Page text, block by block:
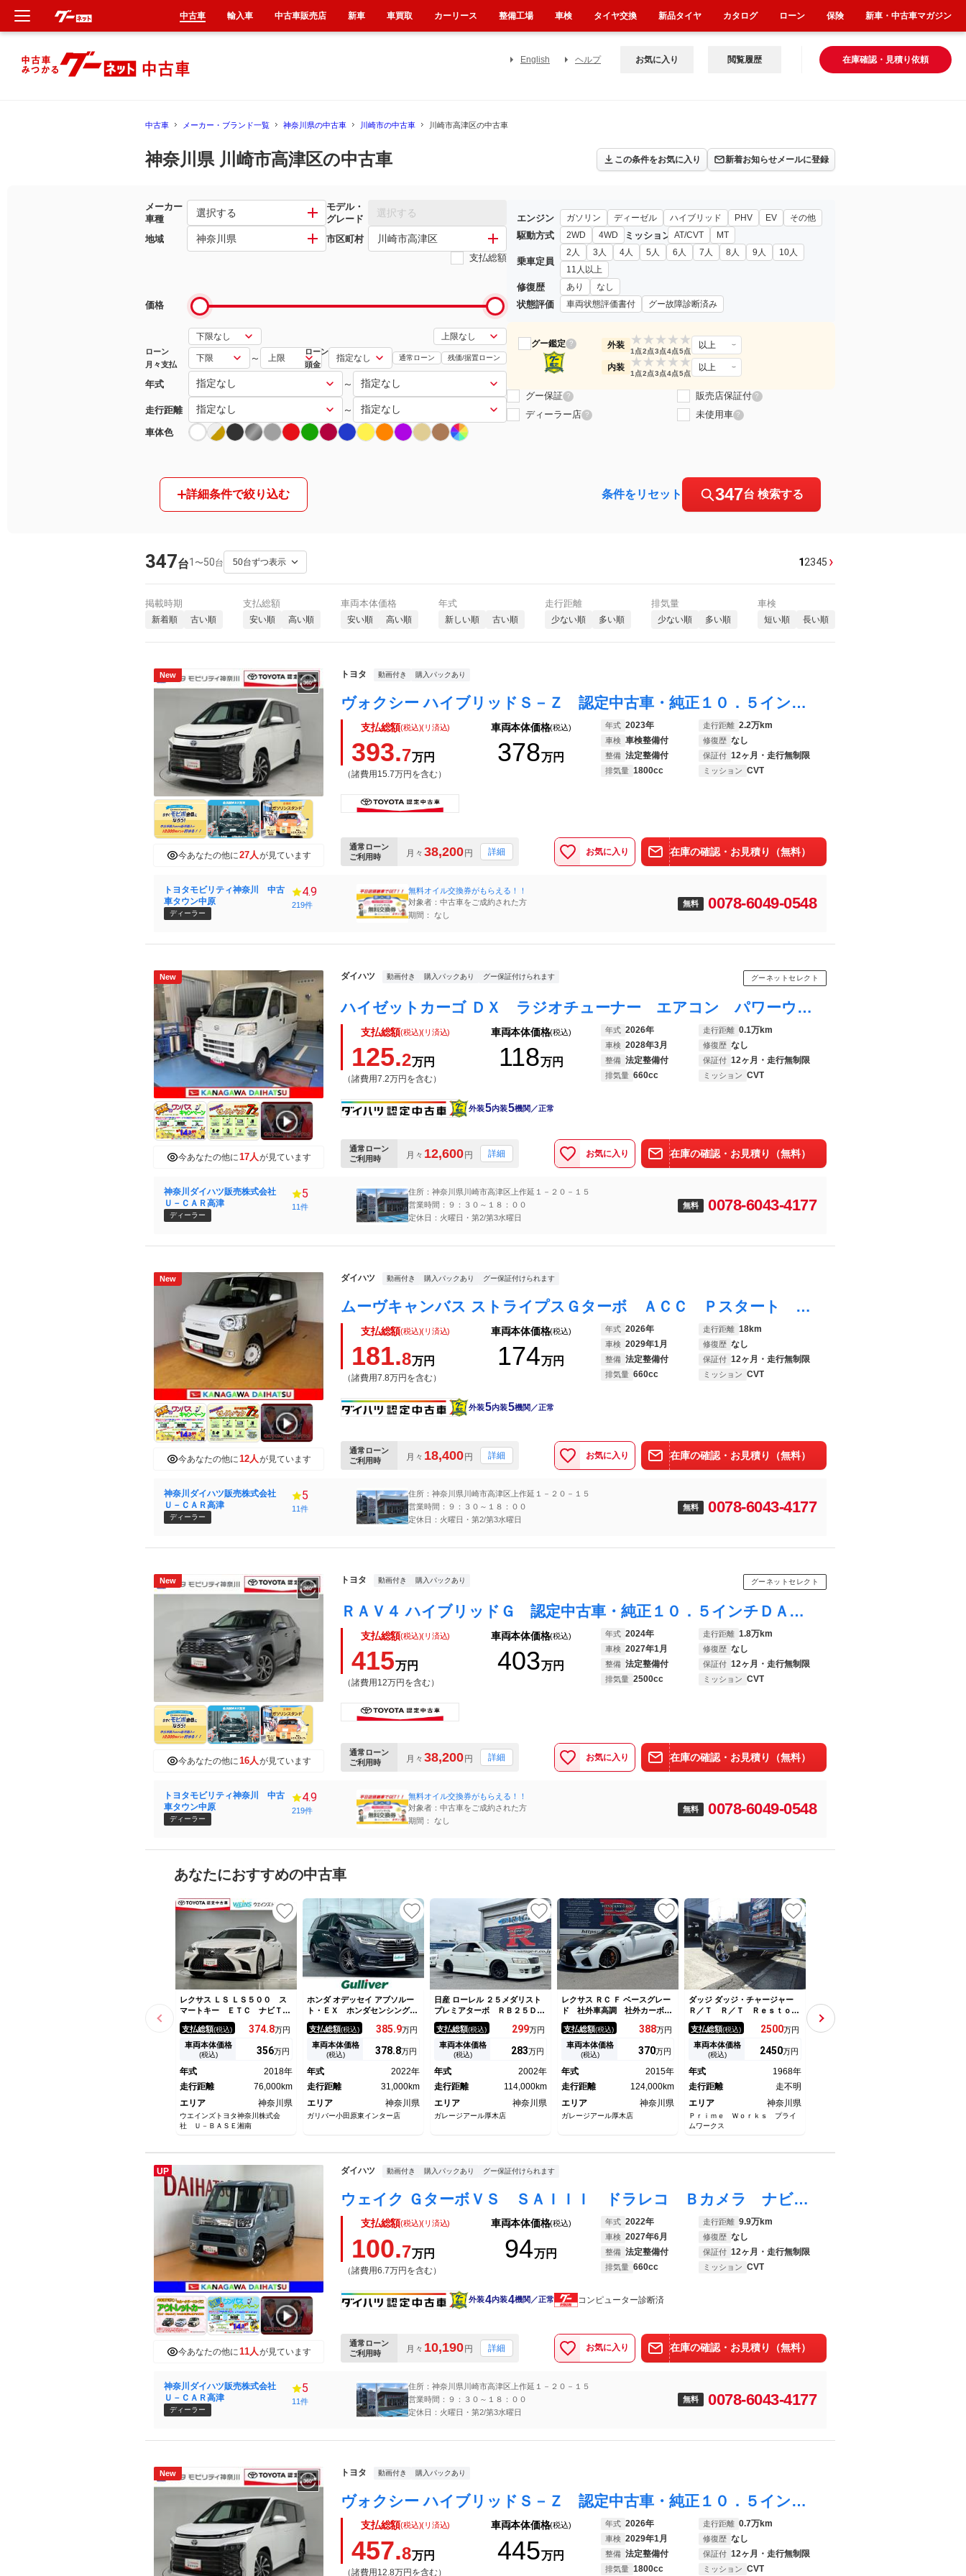
English ヘルプ 在庫確認・見積り依頼
お気に入り 閲覧履歴
中古車 メーカー・ブランド一覧 神奈川県の中古車 川崎市の中古車 川崎市高津区の中古車
神奈川県 川崎市高津区の中古車 この条件をお気に入り 新着お知らせメールに登録
メーカー
車種
選択する
モデル・
グレード
選択する
地域 神奈川県 市区町村 川崎市高津区
支払総額
価格
ローン
月々支払
～
ローン
頭金
通常ローン 残価/据置ローン
年式 ～
走行距離 ～
車体色
エンジン ガソリン ディーゼル ハイブリッド PHV EV その他
駆動方式 2WD 4WD ミッション AT/CVT MT
乗車定員
2人 3人 4人 5人 6人 7人 8人 9人
10人
11人以上
修復歴 あり なし
状態評価 車両状態評価書付 グー故障診断済み
グー鑑定 ? 外装 ★
1点
★
2点
★
3点
★
4点
★
5点
以上
内装 ★
1点
★
2点
★
3点
★
4点
★
5点
以上
グー保証 ? 販売店保証付 ?
ディーラー店 ? 未使用車 ?
詳細条件で絞り込む 条件をリセット 347台 検索する
347台1 〜50台 12345 ›
掲載時期
新着順 古い順
支払総額
安い順 高い順
車両本体価格
安い順 高い順
年式
新しい順 古い順
走行距離
少ない順 多い順
排気量
少ない順 多い順
車検
短い順 長い順
New
今あなたの他に27人が見ています
トヨタ 動画付き 購入パックあり
ヴォクシー ハイブリッドＳ－Ｚ 認定中古車・純正１０．５インチＤＡナビ・快適利便パッケージ・ヘッドアップディスプレイ・デジタルインナーミラー・パノラミックビューモニター・アドバンストパーク・ＡＣ１００Ｖ１５００Ｗ電源・前後ドラレコ
支払総額(税込)(リ済込)
393.7万円
（諸費用15.7万円を含む）
車両本体価格(税込)
378万円
年式 2023年 走行距離 2.2万km
車検 車検整備付 修復歴 なし
整備 法定整備付 保証付 12ヶ月・走行無制限
排気量 1800cc ミッション CVT
通常ローン
ご利用時
月々 38,200円 詳細 お気に入り 在庫の確認・お見積り（無料）
トヨタモビリティ神奈川 中古
車タウン中原
ディーラー
4.9
219件
無料オイル交換券がもらえる！！
対象者：中古車をご成約された方
期間： なし
無料 0078-6049-0548
New
今あなたの他に17人が見ています
ダイハツ 動画付き 購入パックあり グー保証付けられます グーネットセレクト
ハイゼットカーゴ ＤＸ ラジオチューナー エアコン パワーウィンドウ キーレス サポカーＳワイド適合 ラジオチューナー エアコン 誤発進抑制装置 横滑り防止機能 コーナーセンサー アイドリングストップ 光軸調整ダイヤル パワーウィンドウ キーレス
支払総額(税込)(リ済込)
125.2万円
（諸費用7.2万円を含む）
車両本体価格(税込)
118万円
年式 2026年 走行距離 0.1万km
車検 2028年3月 修復歴 なし
整備 法定整備付 保証付 12ヶ月・走行無制限
排気量 660cc ミッション CVT
外装5内装5機関／正常
通常ローン
ご利用時
月々 12,600円 詳細 お気に入り 在庫の確認・お見積り（無料）
神奈川ダイハツ販売株式会社
Ｕ－ＣＡＲ高津
ディーラー
5
11件
住所：神奈川県川崎市高津区上作延１－２０－１５
営業時間：９：３０～１８：００
定休日：火曜日・第2/第3水曜日
無料 0078-6043-4177
New
今あなたの他に12人が見ています
ダイハツ 動画付き 購入パックあり グー保証付けられます
ムーヴキャンバス ストライプスＧターボ ＡＣＣ Ｐスタート キーフリー サポカーＳワイド適合 パノラマモニター対応 Ｂカメラ Ｐスタート 両側オートスライドドア 誤発進抑制装置 横滑り防止機能 電動パーキングブレーキ 全車速追従機能付ＡＣＣ コーナーセンサー キーフリー
支払総額(税込)(リ済込)
181.8万円
（諸費用7.8万円を含む）
車両本体価格(税込)
174万円
年式 2026年 走行距離 18km
車検 2029年1月 修復歴 なし
整備 法定整備付 保証付 12ヶ月・走行無制限
排気量 660cc ミッション CVT
外装5内装5機関／正常
通常ローン
ご利用時
月々 18,400円 詳細 お気に入り 在庫の確認・お見積り（無料）
神奈川ダイハツ販売株式会社
Ｕ－ＣＡＲ高津
ディーラー
5
11件
住所：神奈川県川崎市高津区上作延１－２０－１５
営業時間：９：３０～１８：００
定休日：火曜日・第2/第3水曜日
無料 0078-6043-4177
New
今あなたの他に16人が見ています
トヨタ 動画付き 購入パックあり グーネットセレクト
ＲＡＶ４ ハイブリッドＧ 認定中古車・純正１０．５インチＤＡナビ・モデリスタ製フルエアロ・パノラミックビューモニター・ハンズフリーパワーバックドア・シートヒーター＆ベンチレーター・デジタルインナーミラー（前後方録画機能付き）
支払総額(税込)(リ済込)
415万円
（諸費用12万円を含む）
車両本体価格(税込)
403万円
年式 2024年 走行距離 1.8万km
車検 2027年1月 修復歴 なし
整備 法定整備付 保証付 12ヶ月・走行無制限
排気量 2500cc ミッション CVT
通常ローン
ご利用時
月々 38,200円 詳細 お気に入り 在庫の確認・お見積り（無料）
トヨタモビリティ神奈川 中古
車タウン中原
ディーラー
4.9
219件
無料オイル交換券がもらえる！！
対象者：中古車をご成約された方
期間： なし
無料 0078-6049-0548
あなたにおすすめの中古車
レクサス ＬＳ ＬＳ５００ ス
マートキー ＥＴＣ ナビＴ
Ｖ バックモニター 地デジ
ＬＥＤライト
支払総額(税込) 374.8万円
車両本体価格
(税込) 356万円
年式
2018年
走行距離
76,000km
エリア
神奈川県
ウエインズトヨタ神奈川株式会
社 Ｕ－ＢＡＳＥ湘南
ホンダ オデッセイ アブソルー
ト・ＥＸ ホンダセンシング
レーダークルーズ レーンキー
プ ブラインドスポット パド
ルシフト ジェスチャー両側パ
ワースライド パワーバックド
１２．８インチフリップダウン
モニター
支払総額(税込) 385.9万円
車両本体価格
(税込) 378.8万円
年式
2022年
走行距離
31,000km
エリア
神奈川県
ガリバー小田原東インター店
日産 ローレル ２５メダリスト
プレミアターボ ＲＢ２５ＤＥ
Ｔ ＮＥ０６ターボエンジン
ＥＲ３４用５速ＭＴ換装 ＢＳ
Ｋエアロ（Ｆ／Ｓ／Ｒ） 柿本
改マフラー ＢＬＩＴＺ車高
ー ＣＡＬＳＯＮＩＣオイルク
ーラー
支払総額(税込) 299万円
車両本体価格
(税込) 283万円
年式
2002年
走行距離
114,000km
エリア
神奈川県
ガレージアール厚木店
レクサス ＲＣ Ｆ ベースグレー
ド 社外車高調 社外カーボン
ボンネット 社外１９インチＡ
Ｗ 純正オレンジキャリパー
純正マフラー 純正革シート
ステアリングヒーター シート
正ナビ バックカメラ
支払総額(税込) 388万円
車両本体価格
(税込) 370万円
年式
2015年
走行距離
124,000km
エリア
神奈川県
ガレージアール厚木店
ダッジ ダッジ・チャージャー
Ｒ／Ｔ Ｒ／Ｔ Ｒｅｓｔｏ
Ｍｏｄ Ｆｒａｍｅ－ｏｆｆ
ｒｅｓｔｏｒａｔｉｏｎ Ｆｕ
ｅｌ ｉｎｊｅｃｔｉｏｎＩｎ
ｄｙ ａｌｕｍｉｎｕｍ ｈｅ
支払総額(税込) 2500万円
車両本体価格
(税込) 2450万円
年式
1968年
走行距離
走不明
エリア
神奈川県
Ｐｒｉｍｅ Ｗｏｒｋｓ プライ
ムワークス
ー買取車／革張りシート／前席
パワーシート／社外ナビ／テレ
ビ／バックカメラ／前席シート
支払総額
UP
今あなたの他に 11人 が見ています
ダイハツ 動画付き 購入パックあり グー保証付けられます
ウェイク ＧターボＶＳ ＳＡＩＩＩ ドラレコ Ｂカメラ ナビ ＥＴＣ サポカーＳワイド適合 ドラレコ Ｂカメラ ナビ ＨＤＭＩ・ＵＳＢ接続端子 ステアリングスイッチ Ｐスタート 両側オートスライドドア 誤発進抑制装置 横滑り防止機能 オートハイビーム ＥＴＣ キーフリー
支払総額(税込)(リ済込)
100.7万円
（諸費用6.7万円を含む）
車両本体価格(税込)
94万円
年式 2022年 走行距離 9.9万km
車検 2027年6月 修復歴 なし
整備 法定整備付 保証付 12ヶ月・走行無制限
排気量 660cc ミッション CVT
外装4内装4機関／正常 コンピューター診断済
通常ローン
ご利用時
月々 10,190 円 詳細 お気に入り 在庫の確認・お見積り（無料）
神奈川ダイハツ販売株式会社
Ｕ－ＣＡＲ高津
ディーラー
5
11件
住所：神奈川県川崎市高津区上作延１－２０－１５
営業時間：９：３０～１８：００
定休日：火曜日・第2/第3水曜日
無料 0078-6043-4177
New トヨタ 動画付き 購入パックあり
ヴォクシー ハイブリッドＳ－Ｚ 認定中古車・純正１０．５インチＤＡナビ・純正１３インチ後席モニター・パノラミックビューモニター・アドバンストパーク・デジタルインナーミラー・快適利便パッケージ・ＡＣ１００Ｖ１５００Ｗ電源
支払総額(税込)(リ済込)
457.8万円
（諸費用12.8万円を含む）
車両本体価格(税込)
445万円
年式 2026年 走行距離 0.7万km
車検 2029年1月 修復歴 なし
整備 法定整備付 保証付 12ヶ月・走行無制限
排気量 1800cc ミッション CVT
中古車 輸入車 中古車販売店 新車 車買取 カーリース 整備工場 車検 タイヤ交換 新品タイヤ カタログ ローン 保険 新車・中古車マガジン
新車